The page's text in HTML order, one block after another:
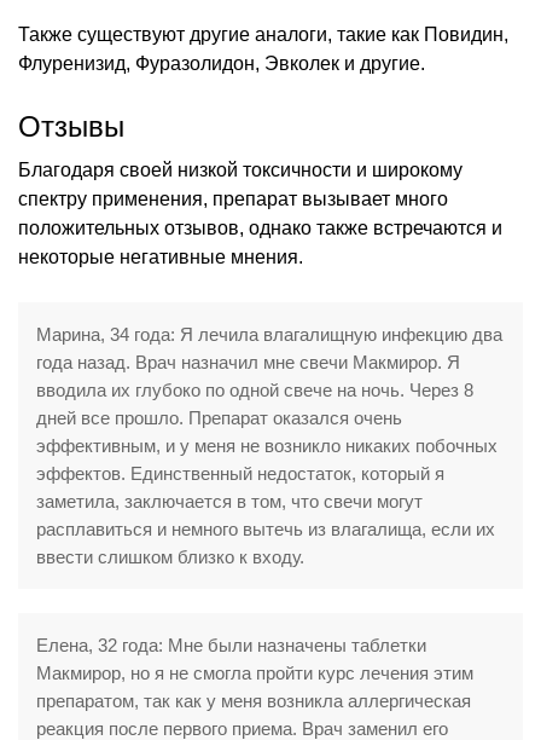
Также существуют другие аналоги, такие как Повидин,
Флуренизид, Фуразолидон, Эвколек и другие.
Отзывы
Благодаря своей низкой токсичности и широкому
спектру применения, препарат вызывает много
положительных отзывов, однако также встречаются и
некоторые негативные мнения.
Марина, 34 года: Я лечила влагалищную инфекцию два
года назад. Врач назначил мне свечи Макмирор. Я
вводила их глубоко по одной свече на ночь. Через 8
дней все прошло. Препарат оказался очень
эффективным, и у меня не возникло никаких побочных
эффектов. Единственный недостаток, который я
заметила, заключается в том, что свечи могут
расплавиться и немного вытечь из влагалища, если их
ввести слишком близко к входу.
Елена, 32 года: Мне были назначены таблетки
Макмирор, но я не смогла пройти курс лечения этим
препаратом, так как у меня возникла аллергическая
реакция после первого приема. Врач заменил его